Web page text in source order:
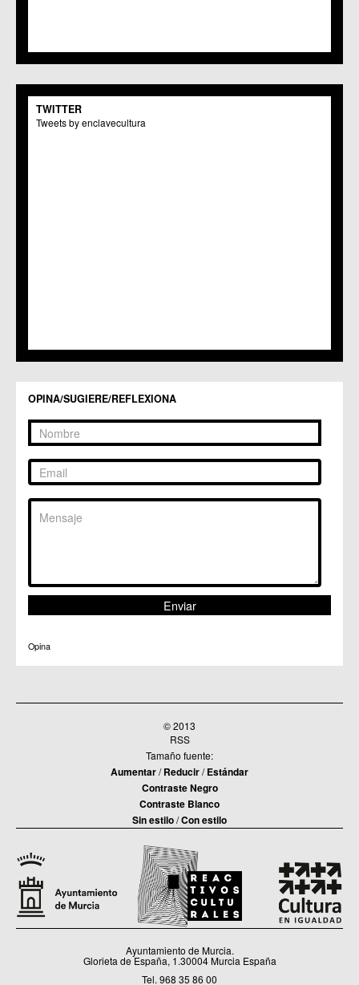
TWITTER
Tweets by enclavecultura
OPINA/SUGIERE/REFLEXIONA
Opina
© 2013
RSS
Tamaño fuente:
Aumentar/Reducir/Estándar
Contraste Negro
Contraste Blanco
Sin estilo/Con estilo
Ayuntamiento de Murcia.
Glorieta de España, 1.30004 Murcia España
Tel. 968 35 86 00